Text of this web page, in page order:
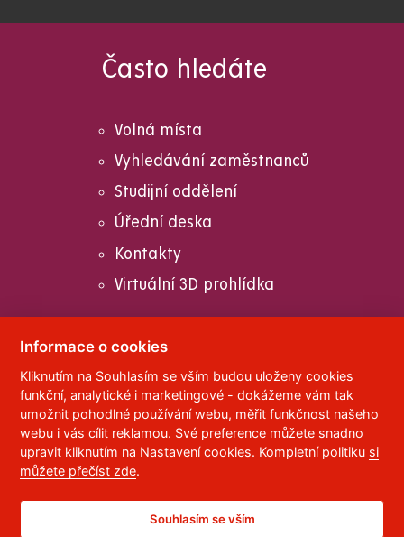
Často hledáte
Volná místa
Vyhledávání zaměstnanců
Studijní oddělení
Úřední deska
Kontakty
Virtuální 3D prohlídka
© 2023 Univerzita Pardubice,Studentská 95
532 10 Pardubice 2
Telefon: 466 036 111, 466 036 112, 466 036 113
Správce webu ,RSS
Prohlášení o přístupnosti
Informace o cookies
Kliknutím na Souhlasím se vším budou uloženy cookies
funkční, analytické i marketingové - dokážeme vám tak
umožnit pohodlné používání webu, měřit funkčnost našeho
webu i vás cílit reklamou. Své preference můžete snadno
upravit kliknutím na Nastavení cookies. Kompletní politiku si
můžete přečíst zde.
Souhlasím se vším